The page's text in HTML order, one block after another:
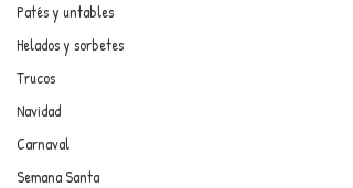
Patés y untables
Helados y sorbetes
Trucos
Navidad
Carnaval
Semana Santa